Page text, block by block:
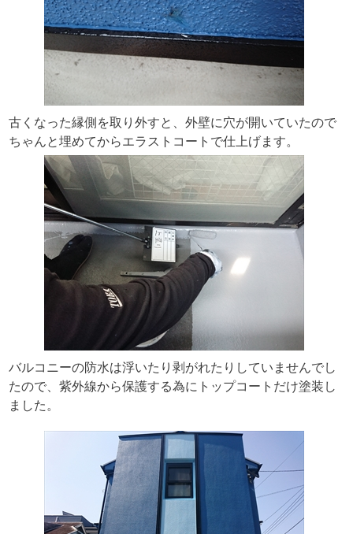
古くなった縁側を取り外すと、外壁に穴が開いていたので
ちゃんと埋めてからエラストコートで仕上げます。
バルコニーの防水は浮いたり剥がれたりしていませんでし
たので、紫外線から保護する為にトップコートだけ塗装し
ました。